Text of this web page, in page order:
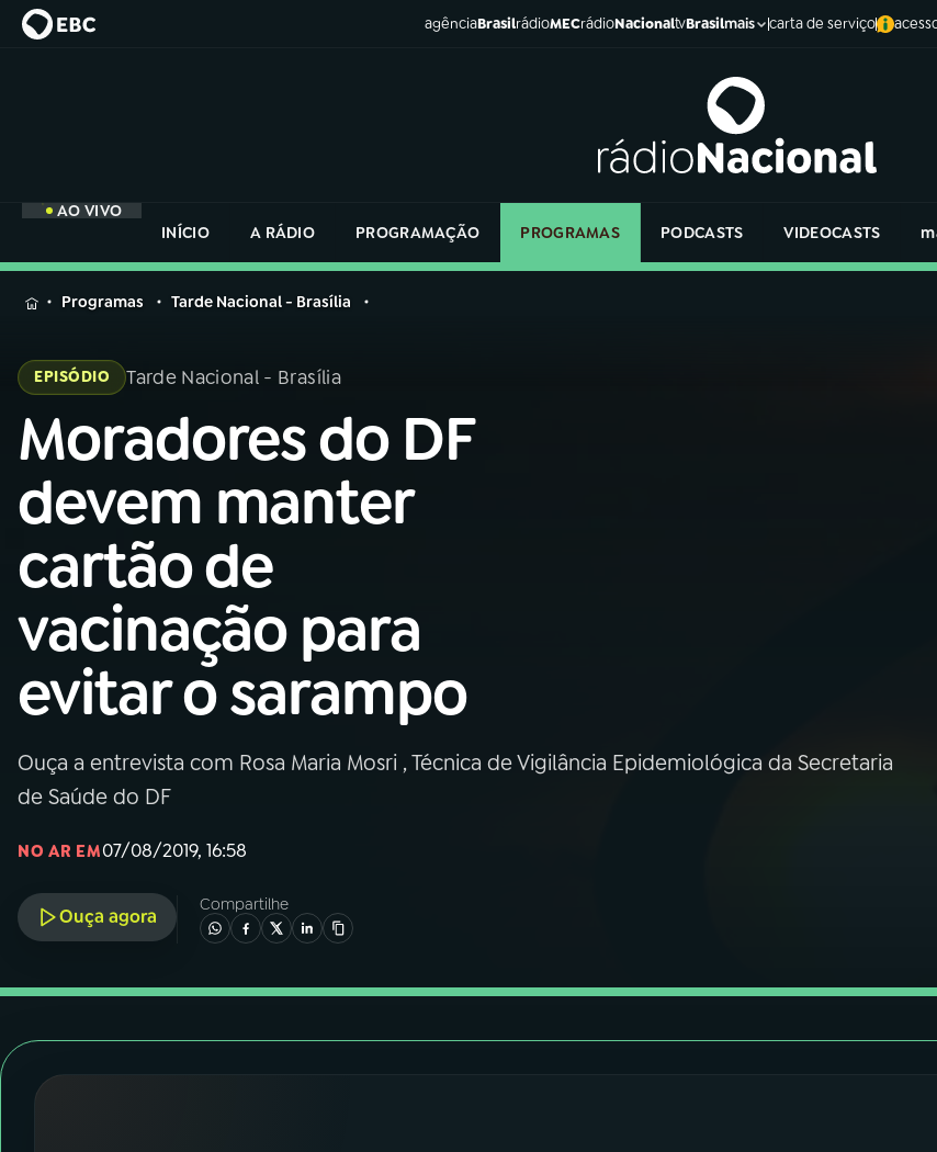
agênciaBrasilrádioMECrádioNacionaltvBrasilmais carta de serviço
AO VIVO
INÍCIO
A RÁDIO PROGRAMAÇÃO PROGRAMAS PODCASTS VIDEOCASTS
MENU
Buscar
na
Rádio
Nacional
01INÍCIO
02A RÁDIO
03 PROGRAMAÇÃO
04 PROGRAMAS
05 PODCASTS
06VIDEOCASTS
07ÚLTIMAS
na
Rádio
Programas Tarde Nacional - Brasília
EPISÓDIO Tarde Nacional - Brasília
Moradores do DF
devem manter
cartão de
vacinação para
evitar o sarampo
Ouça a entrevista com Rosa Maria Mosri , Técnica de Vigilância Epidemiológica da Secretaria
de Saúde do DF
NO AR EM07/08/2019, 16:58
Ouça agora
Compartilhe